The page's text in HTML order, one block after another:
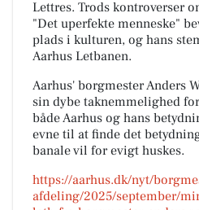
Lettres. Trods kontroverser
"Det uperfekte menneske"
plads i kulturen, og hans
Aarhus Letbanen.
Aarhus' borgmester Anders
sin dybe taknemmelighed
både Aarhus og hans
evne til at finde det
banale vil for evigt huskes.
https://aarhus.dk/nyt/
afdeling/2025/september/